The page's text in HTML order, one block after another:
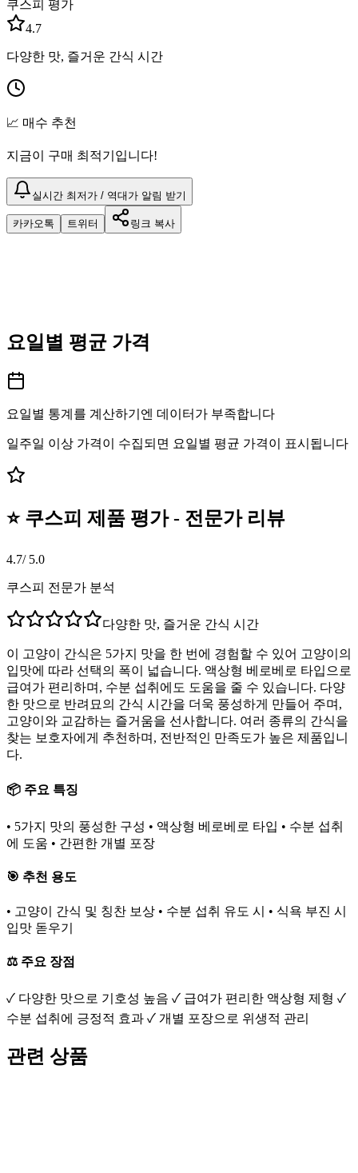
쿠스피 평가
4.7
다양한 맛, 즐거운 간식 시간
📈 매수 추천
지금이 구매 최적기입니다!
실시간 최저가 / 역대가 알림 받기
카카오톡 트위터 링크 복사
요일별 평균 가격
요일별 통계를 계산하기엔 데이터가 부족합니다
일주일 이상 가격이 수집되면 요일별 평균 가격이 표시됩니다
⭐ 쿠스피 제품 평가 - 전문가 리뷰
4.7/ 5.0
쿠스피 전문가 분석
다양한 맛, 즐거운 간식 시간
이 고양이 간식은 5가지 맛을 한 번에 경험할 수 있어 고양이의
입맛에 따라 선택의 폭이 넓습니다. 액상형 베로베로 타입으로
급여가 편리하며, 수분 섭취에도 도움을 줄 수 있습니다. 다양
한 맛으로 반려묘의 간식 시간을 더욱 풍성하게 만들어 주며,
고양이와 교감하는 즐거움을 선사합니다. 여러 종류의 간식을
찾는 보호자에게 추천하며, 전반적인 만족도가 높은 제품입니
다.
📦 주요 특징
• 5가지 맛의 풍성한 구성 • 액상형 베로베로 타입 • 수분 섭취
에 도움 • 간편한 개별 포장
🎯 추천 용도
• 고양이 간식 및 칭찬 보상 • 수분 섭취 유도 시 • 식욕 부진 시
입맛 돋우기
⚖️ 주요 장점
✓ 다양한 맛으로 기호성 높음 ✓ 급여가 편리한 액상형 제형 ✓
수분 섭취에 긍정적 효과 ✓ 개별 포장으로 위생적 관리
관련 상품